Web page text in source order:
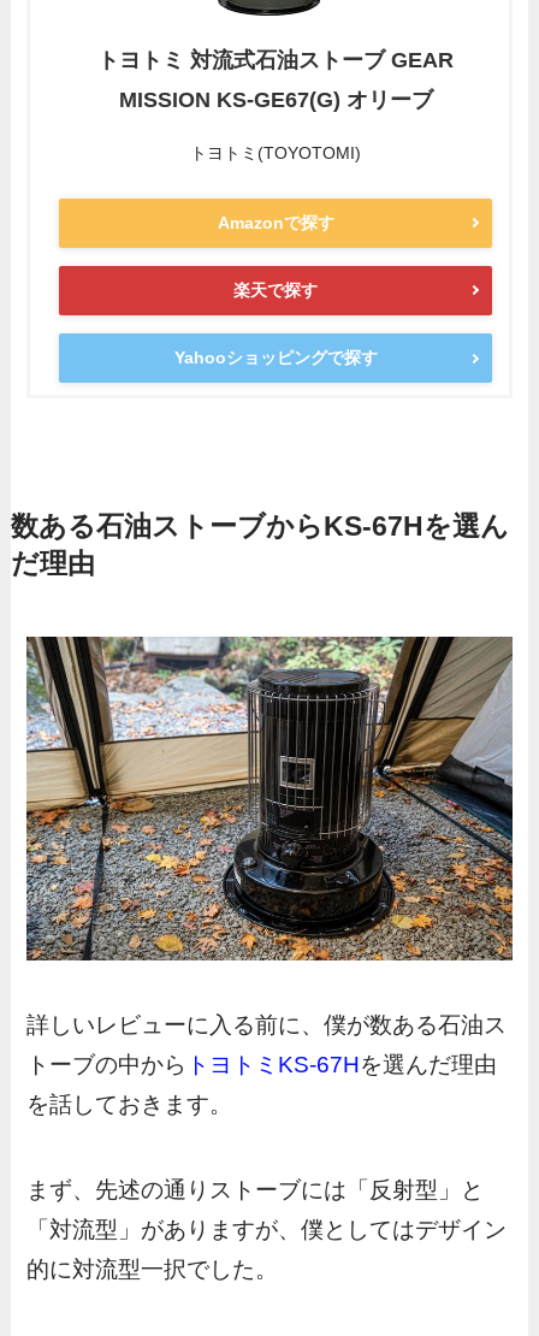
トヨトミ 対流式石油ストーブ GEAR
MISSION KS-GE67(G) オリーブ
トヨトミ(TOYOTOMI)
Amazonで探す
楽天で探す
Yahooショッピングで探す
数ある石油ストーブからKS-67Hを選ん
だ理由
詳しいレビューに入る前に、僕が数ある石油ス
トーブの中から トヨトミKS-67Hを選んだ理由
を話しておきます。
まず、先述の通りストーブには「反射型」と
「対流型」がありますが、僕としてはデザイン
的に対流型一択でした。